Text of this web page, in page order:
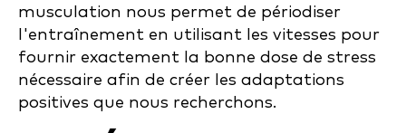
musculation nous permet de périodiser
l'entraînement en utilisant les vitesses pour
fournir exactement la bonne dose de stress
nécessaire afin de créer les adaptations
positives que nous recherchons.